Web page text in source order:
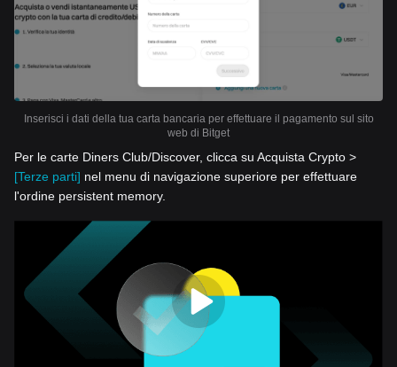
Inserisci i dati della tua carta bancaria per effettuare il pagamento sul sito
web di Bitget
Per le carte Diners Club/Discover, clicca su Acquista Crypto >
[Terze parti] nel menu di navigazione superiore per effettuare
l'ordine persistent memory.